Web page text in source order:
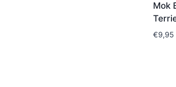
Mok
€9,95